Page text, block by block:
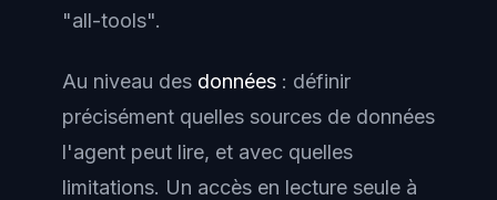
"all-tools".
Au niveau des données : définir
précisément quelles sources de données
l'agent peut lire, et avec quelles
limitations. Un accès en lecture seule à